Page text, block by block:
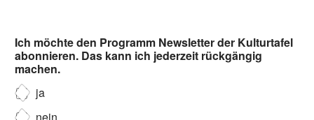
Ich möchte den Programm Newsletter der Kulturtafel
abonnieren. Das kann ich jederzeit rückgängig
machen.
ja